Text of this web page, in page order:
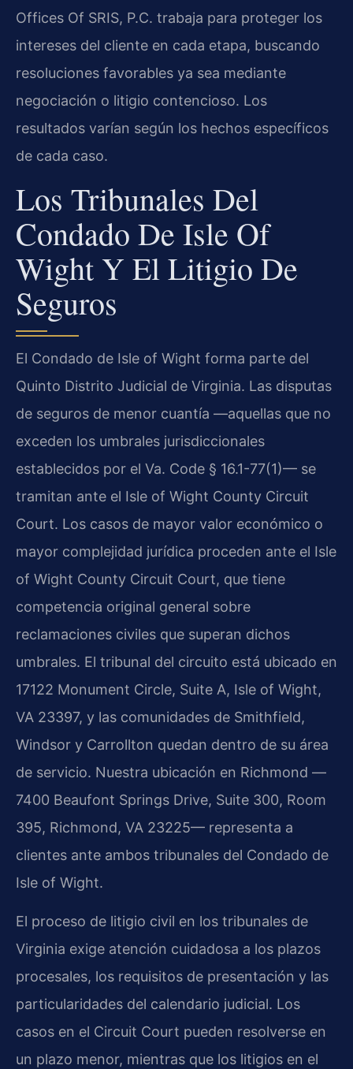
Offices Of SRIS, P.C. trabaja para proteger los
intereses del cliente en cada etapa, buscando
resoluciones favorables ya sea mediante
negociación o litigio contencioso. Los
resultados varían según los hechos específicos
de cada caso.
Los Tribunales Del
Condado De Isle Of
Wight Y El Litigio De
Seguros
El Condado de Isle of Wight forma parte del
Quinto Distrito Judicial de Virginia. Las disputas
de seguros de menor cuantía —aquellas que no
exceden los umbrales jurisdiccionales
establecidos por el Va. Code § 16.1-77(1)— se
tramitan ante el Isle of Wight County Circuit
Court. Los casos de mayor valor económico o
mayor complejidad jurídica proceden ante el Isle
of Wight County Circuit Court, que tiene
competencia original general sobre
reclamaciones civiles que superan dichos
umbrales. El tribunal del circuito está ubicado en
17122 Monument Circle, Suite A, Isle of Wight,
VA 23397, y las comunidades de Smithfield,
Windsor y Carrollton quedan dentro de su área
de servicio. Nuestra ubicación en Richmond —
7400 Beaufont Springs Drive, Suite 300, Room
395, Richmond, VA 23225— representa a
clientes ante ambos tribunales del Condado de
Isle of Wight.
El proceso de litigio civil en los tribunales de
Virginia exige atención cuidadosa a los plazos
procesales, los requisitos de presentación y las
particularidades del calendario judicial. Los
casos en el Circuit Court pueden resolverse en
un plazo menor, mientras que los litigios en el